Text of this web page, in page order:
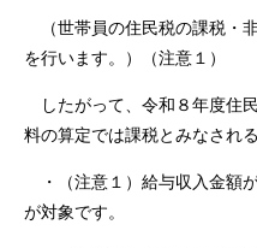
（世帯員の住民税の課税・
を行います。）（注意１）
したがって、令和８年度住
料の算定では課税とみなされ
・（注意１）給与収入金額
が対象です。